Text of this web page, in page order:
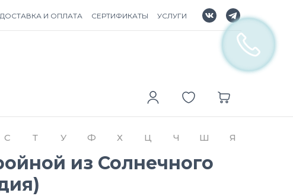
ДОСТАВКА И ОПЛАТА СЕРТИФИКАТЫ УСЛУГИ
С Т У Ф Х Ц Ч Ш Я
из Солнечного